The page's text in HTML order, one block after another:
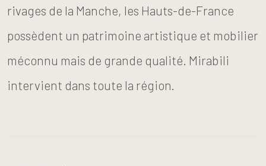
rivages de la Manche, les Hauts-de-France
possèdent un patrimoine artistique et mobilier
méconnu mais de grande qualité. Mirabili
intervient dans toute la région.